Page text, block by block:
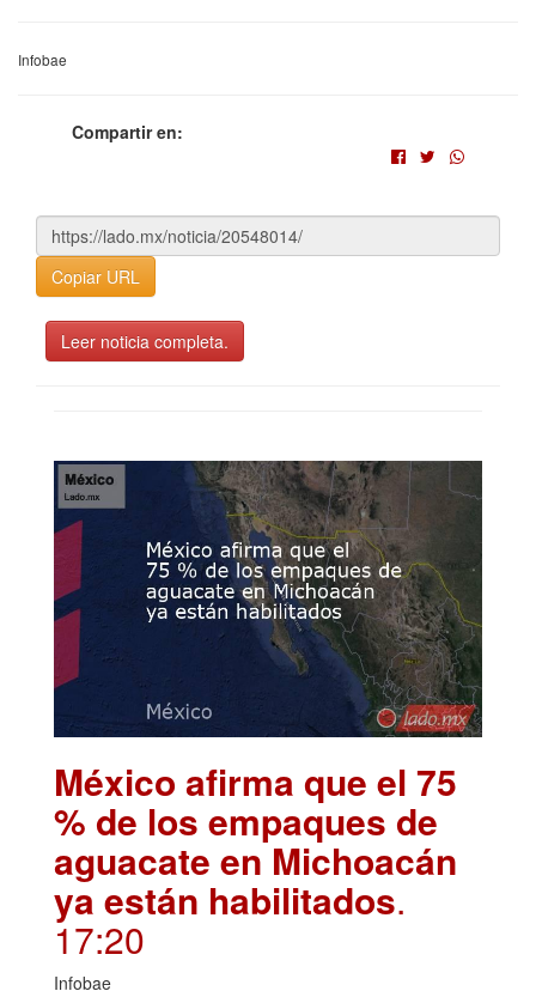
Infobae
Compartir en:
Copiar URL
Leer noticia completa.
México afirma que el 75
% de los empaques de
aguacate en Michoacán
ya están habilitados.
17:20
Infobae